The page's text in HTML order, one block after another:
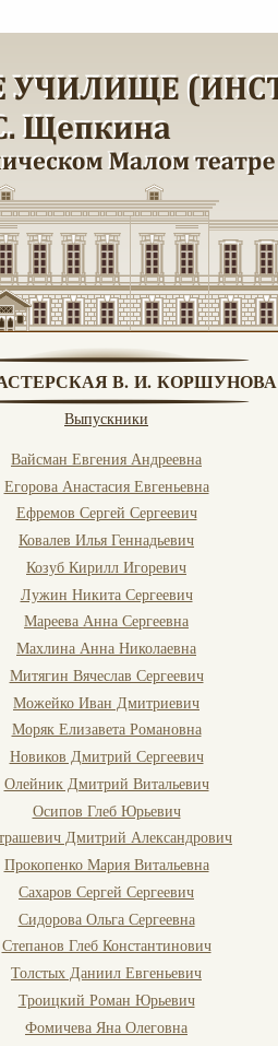
В. И. КОРШУНОВА
Выпускники
Вайсман Евгения Андреевна
Егорова Анастасия Евгеньевна
Ефремов Сергей Сергеевич
Ковалев Илья Геннадьевич
Козуб Кирилл Игоревич
Лужин Никита Сергеевич
Мареева Анна Сергеевна
Махлина Анна Николаевна
Митягин Вячеслав Сергеевич
Можейко Иван Дмитриевич
Моряк Елизавета Романовна
Новиков Дмитрий Сергеевич
Олейник Дмитрий Витальевич
Осипов Глеб Юрьевич
Дмитрий Александрович
Прокопенко Мария Витальевна
Сахаров Сергей Сергеевич
Сидорова Ольга Сергеевна
Степанов Глеб Константинович
Толстых Даниил Евгеньевич
Троицкий Роман Юрьевич
Фомичева Яна Олеговна